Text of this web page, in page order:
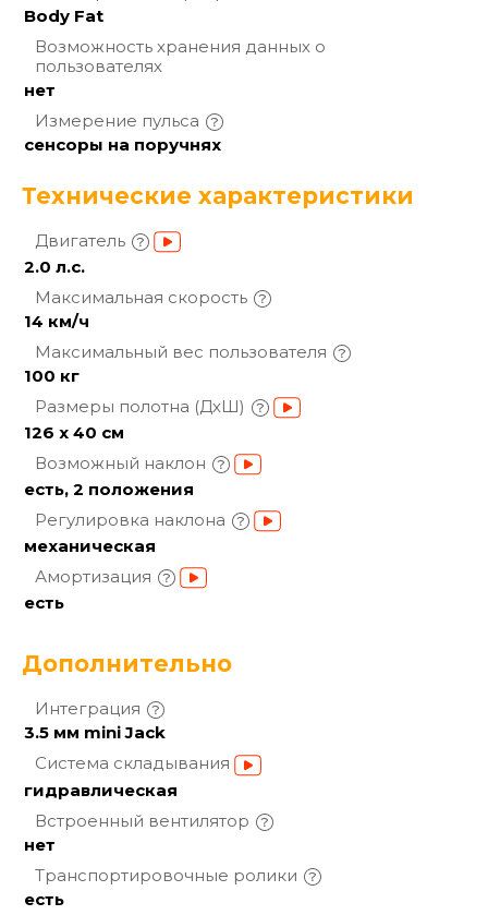
Body Fat
Возможность хранения данных о
пользователях
нет
Измерение пульса
сенсоры на поручнях
Технические характеристики
Двигатель
2.0 л.с.
Максимальная скорость
14 км/ч
Максимальный вес пользователя
100 кг
Размеры полотна (ДхШ)
126 х 40 см
Возможный наклон
есть, 2 положения
Регулировка наклона
механическая
Амортизация
есть
Дополнительно
Интеграция
3.5 мм mini Jack
Система складывания
гидравлическая
Встроенный вентилятор
нет
Транспортировочные ролики
есть